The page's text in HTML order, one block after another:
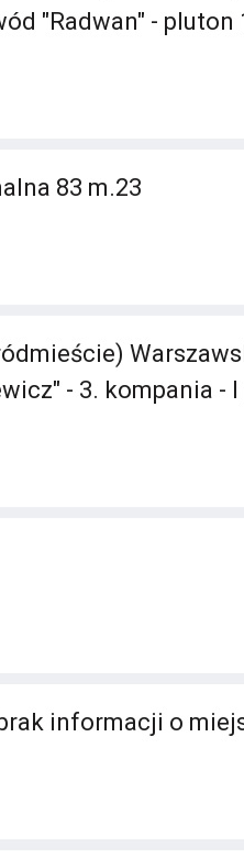
"Radwan" - pluton
83 m.23
- 3. kompania -
informacji o